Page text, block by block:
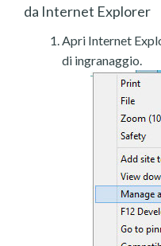
da Internet Explorer
Apri Internet
di ingranaggio.